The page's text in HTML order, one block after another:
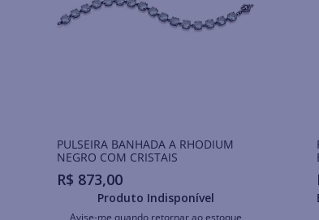
PULSEIRA BANHADA A RHODIUM
NEGRO COM CRISTAIS
R$ 873,00
Produto Indisponível